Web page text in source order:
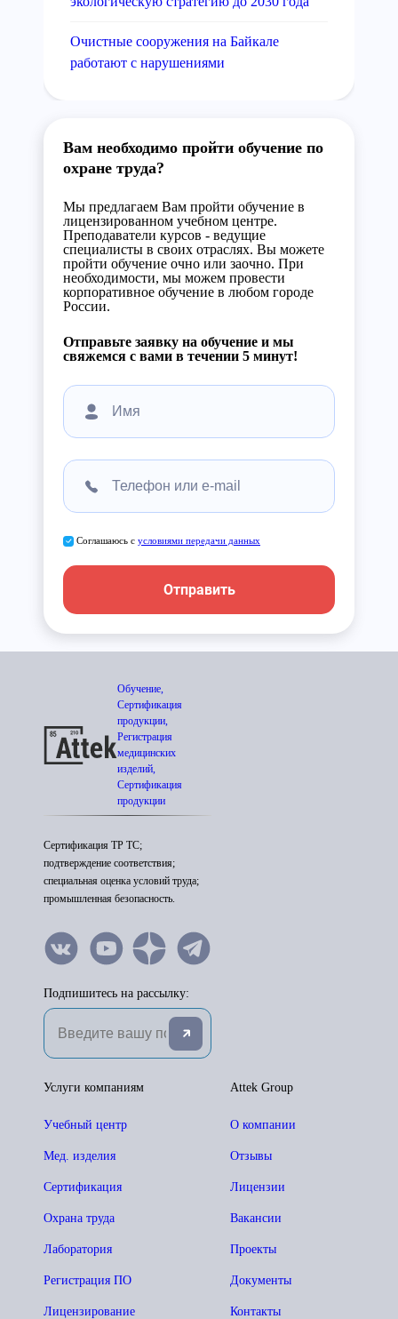
Очистные сооружения на Байкале
работают с нарушениями
Вам необходимо пройти обучение по
охране труда?
Мы предлагаем Вам пройти обучение в
лицензированном учебном центре.
Преподаватели курсов - ведущие
специалисты в своих отраслях. Вы можете
пройти обучение очно или заочно. При
необходимости, мы можем провести
корпоративное обучение в любом городе
России.
Отправьте заявку на обучение и мы
свяжемся с вами в течении 5 минут!
Соглашаюсь с условиями передачи данных
Отправить
Обучение,
Сертификация
продукции,
Регистрация
медицинских
изделий,
Сертификация
продукции
Сертификация ТР ТС;
подтверждение соответствия;
специальная оценка условий труда;
промышленная безопасность.
Подпишитесь на рассылку:
Attek Group
О компании
Отзывы
Лицензии
Вакансии
Проекты
Документы
Контакты
Услуги компаниям
Учебный центр
Мед. изделия
Сертификация
Охрана труда
Лаборатория
Регистрация ПО
Лицензирование